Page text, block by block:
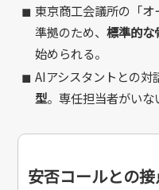
◼︎ 東京商工会議所の「オ
準拠のため、標準的な
始められる。
◼︎ AIアシスタントとの
型。専任担当者がいな
安否コールとの